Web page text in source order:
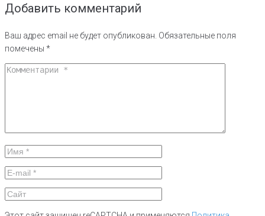
Добавить комментарий
Ваш адрес email не будет опубликован. Обязательные поля
помечены *